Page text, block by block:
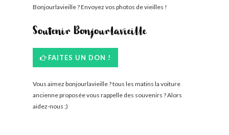
Bonjourlavieille ? Envoyez vos photos de vieilles !
Soutenir Bonjourlavieille
FAITES UN DON !
Vous aimez bonjourlavieille ? tous les matins la voiture
ancienne proposée vous rappelle des souvenirs ? Alors
aidez-nous ;)